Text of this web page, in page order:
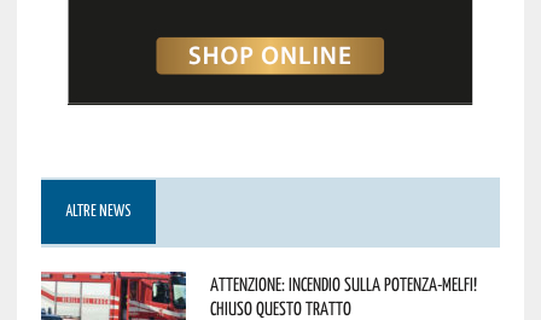
ALTRE NEWS
Attenzione: incendio sulla Potenza-Melfi!
Chiuso questo tratto